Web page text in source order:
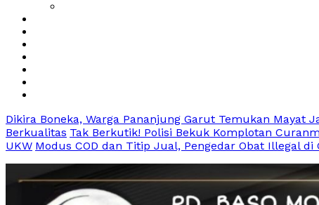
Dikira Boneka, Warga Pananjung Garut Temukan Mayat
Berkualitas Tak Berkutik! Polisi Bekuk Komplotan
UKW Modus COD dan Titip Jual, Pengedar Obat Illegal di